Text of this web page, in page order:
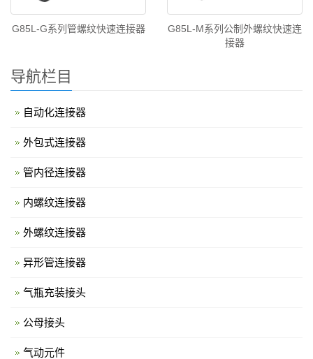
G85L-G系列管螺纹快速连接器
G85L-M系列公制外螺纹快速连
接器
导航栏目
自动化连接器
外包式连接器
管内径连接器
内螺纹连接器
外螺纹连接器
异形管连接器
气瓶充装接头
公母接头
气动元件